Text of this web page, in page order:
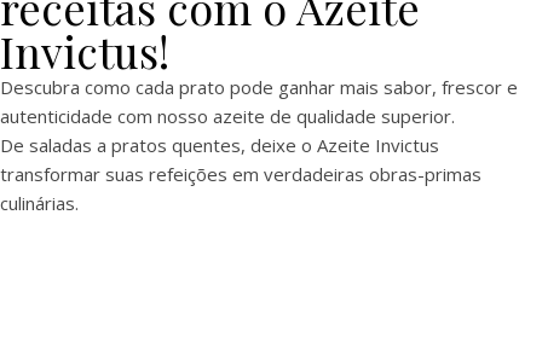
Invictus!
Descubra como cada prato pode ganhar mais sabor, frescor e
autenticidade com nosso azeite de qualidade superior.
De saladas a pratos quentes, deixe o Azeite Invictus
transformar suas refeições em verdadeiras obras-primas
culinárias.